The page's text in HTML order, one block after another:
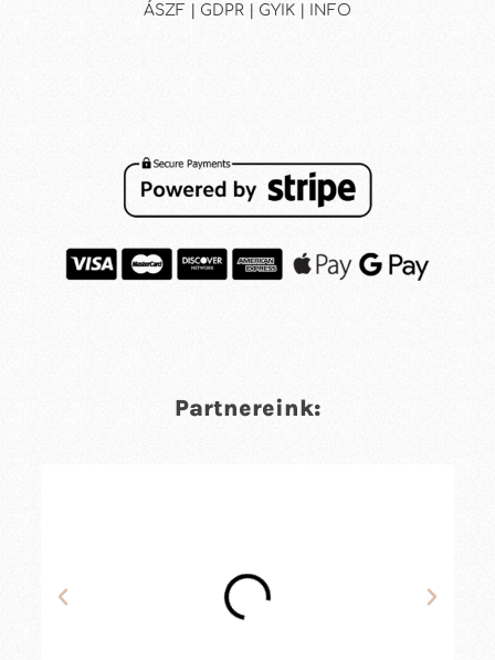
ÁSZF | GDPR | GYIK | INFO
Partnereink: